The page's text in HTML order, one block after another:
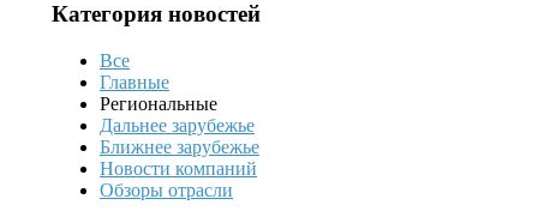
Категория новостей
Все
Главные
Региональные
Дальнее зарубежье
Ближнее зарубежье
Новости компаний
Обзоры отрасли